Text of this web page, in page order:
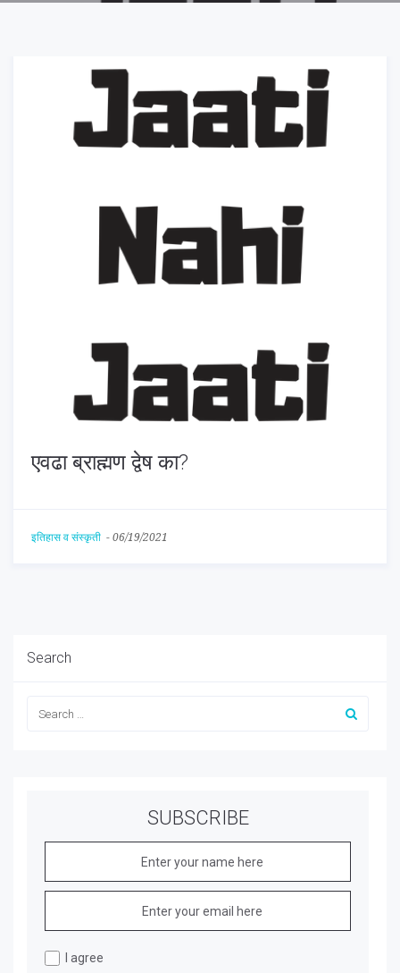
एवढा ब्राह्मण द्वेष का?
इतिहास व संस्कृती - 06/19/2021
Search
SUBSCRIBE
I agree